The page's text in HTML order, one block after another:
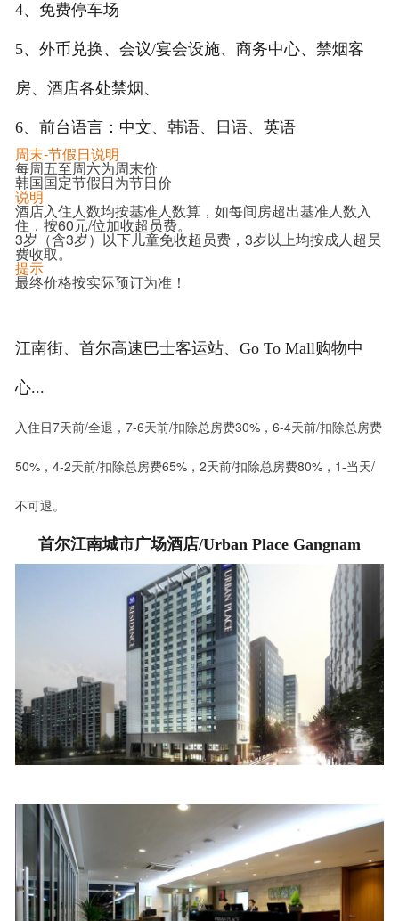
4、免费停车场
5、外币兑换、会议/宴会设施、商务中心、禁烟客
房、酒店各处禁烟、
6、前台语言：中文、韩语、日语、英语
周末-节假日说明
每周五至周六为周末价
韩国国定节假日为节日价
说明
酒店入住人数均按基准人数算，如每间房超出基准人数入
住，按60元/位加收超员费。
3岁（含3岁）以下儿童免收超员费，3岁以上均按成人超员
费收取。
提示
最终价格按实际预订为准！
江南街、首尔高速巴士客运站、Go To Mall购物中
心...
入住日7天前/全退，7-6天前/扣除总房费30%，6-4天前/扣除总房费
50%，4-2天前/扣除总房费65%，2天前/扣除总房费80%，1-当天/
不可退。
首尔江南城市广场酒店/Urban Place Gangnam